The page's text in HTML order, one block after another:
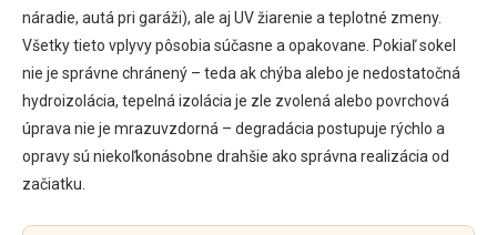
náradie, autá pri garáži), ale aj UV žiarenie a teplotné zmeny.
Všetky tieto vplyvy pôsobia súčasne a opakovane. Pokiaľ sokel
nie je správne chránený – teda ak chýba alebo je nedostatočná
hydroizolácia, tepelná izolácia je zle zvolená alebo povrchová
úprava nie je mrazuvzdorná – degradácia postupuje rýchlo a
opravy sú niekoľkonásobne drahšie ako správna realizácia od
začiatku.